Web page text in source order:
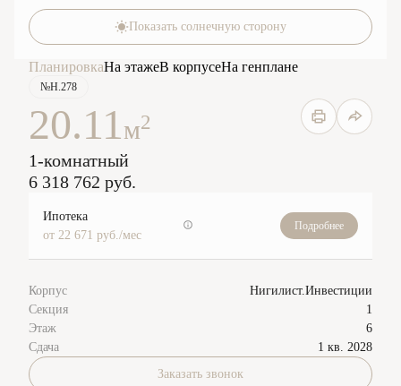
Показать солнечную сторону
ПланировкаНа этажеВ корпусеНа генплане
№Н.278
20.11м2
1-комнатный
6 318 762 руб.
Ипотека
от 22 671 руб./мес
Подробнее
Корпус
Нигилист.Инвестиции
Секция
1
Этаж
6
Сдача
1 кв. 2028
Заказать звонок